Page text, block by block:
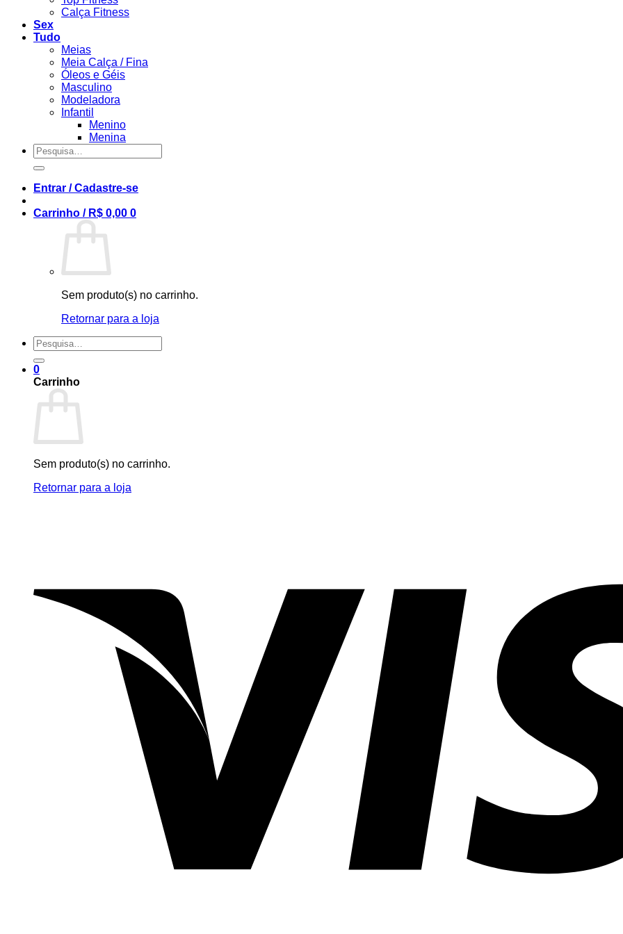
Calça Fitness
Sex
Tudo
Meias
Meia Calça / Fina
Óleos e Géis
Masculino
Modeladora
Infantil
Menino
Menina
Pesquisar
por:
Entrar / Cadastre-se
Carrinho / R$ 0,00 0
Sem produto(s) no carrinho.
Retornar para a loja
Pesquisar
por:
0
Carrinho
Sem produto(s) no carrinho.
Retornar para a loja